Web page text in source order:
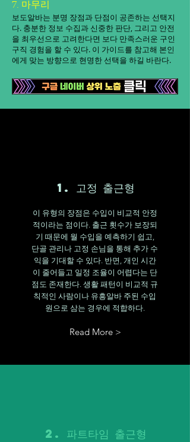
7. 마무리
보도알바는 분명 장점과 단점이 공존하는 선택지
다. 충분한 정보 수집과 신중한 판단, 그리고 안전
을 최우선으로 고려한다면 보다 만족스러운 구인
구직 경험을 할 수 있다. 이 가이드를 참고해 본인
에게 맞는 방향으로 현명한 선택을 하길 바란다.
1. 고정 출근형
이 유형의 장점은 수입이 비교적 안정
적이라는 점이다. 출근 횟수가 보장되
기 때문에 월 수입을 예측하기 쉽고,
단골 관리나 고정 손님을 통해 추가 수
익을 기대할 수 있다. 반면, 개인 시간
이 줄어들고 일정 조율이 어렵다는 단
점도 존재한다. 생활 패턴이 비교적 규
칙적인 사람이나 유흥알바 주된 수입
원으로 삼는 경우에 적합하다.
Read More >
2. 파트타임 출근형